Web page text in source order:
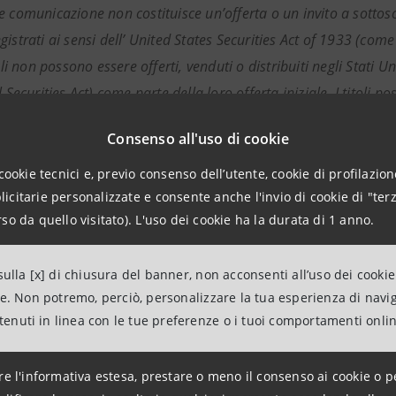
Consenso all'uso di cookie
tecnici e, previo consenso dell’utente, cookie di
personalizzate e consente anche l'invio di cookie di
da quello visitato). L'uso dei cookie ha la durata di 1 anno.
[x] di chiusura del banner, non acconsenti all’uso dei
Non potremo, perciò, personalizzare la tua esperienza di
in linea con le tue preferenze o i tuoi comportamenti
l'informativa estesa, prestare o meno il consenso ai cookie o
comunicazione non costituisce un’offerta o un invito a
ai sensi dell’ United States Securities Act of 1933
non possono essere offerti, venduti o distribuiti negli Stati
Securities Act) come parte della loro offerta iniziale. I titoli
Stati Uniti sulla base della Regulation S ai sensi del
Copie di questo annuncio non vengono preparate
o Giappone.
è diffusa e diretta solamente a (i) persone al di
finanziari che rientrano nella definizione contenuta
Promotion) Order 2005 (l’“Order”) e (iii) soggetti “high
comunicata, che rientrano nell’Articolo 49(2) commi
“soggetti rilevanti”). Le attività di investimento cui questa
esclusivamente a soggetti rilevanti. I soggetti che non sono
su, questa comunicazione o alcuno dei suoi contenuti.